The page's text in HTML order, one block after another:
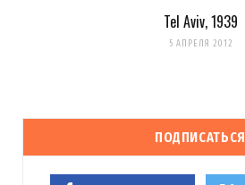
Tel Aviv, 1939
5 АПРЕЛЯ 2012
ПОДПИСАТЬСЯ